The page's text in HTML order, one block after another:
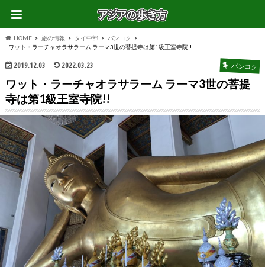
HOME 旅の情報 タイ中部
バンコク
ワット・ラーチャオラサラーム ラーマ3世の菩提寺は第1級王室寺院!!
2019.12.03 2022.03.23 バンコク
ワット・ラーチャオラサラーム ラーマ3世の菩提
寺は第1級王室寺院!!